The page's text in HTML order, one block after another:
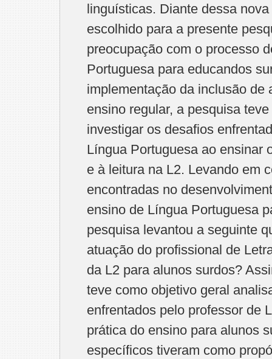
linguísticas. Diante dessa
escolhido para a presente
preocupação com o processo
Portuguesa para educandos
implementação da inclusão de
ensino regular, a pesquisa
investigar os desafios
Língua Portuguesa ao ensinar
e à leitura na L2. Levando em
encontradas no
ensino de Língua Portuguesa
pesquisa levantou a seguinte
atuação do profissional de
da L2 para alunos surdos?
teve como objetivo geral
enfrentados pelo professor de
prática do ensino para alunos
específicos tiveram como